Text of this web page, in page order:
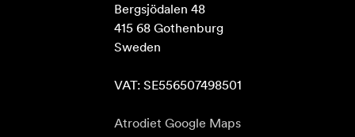
Bergsjödalen 48
415 68 Gothenburg
Sweden
VAT: SE556507498501
Atrodiet Google Maps